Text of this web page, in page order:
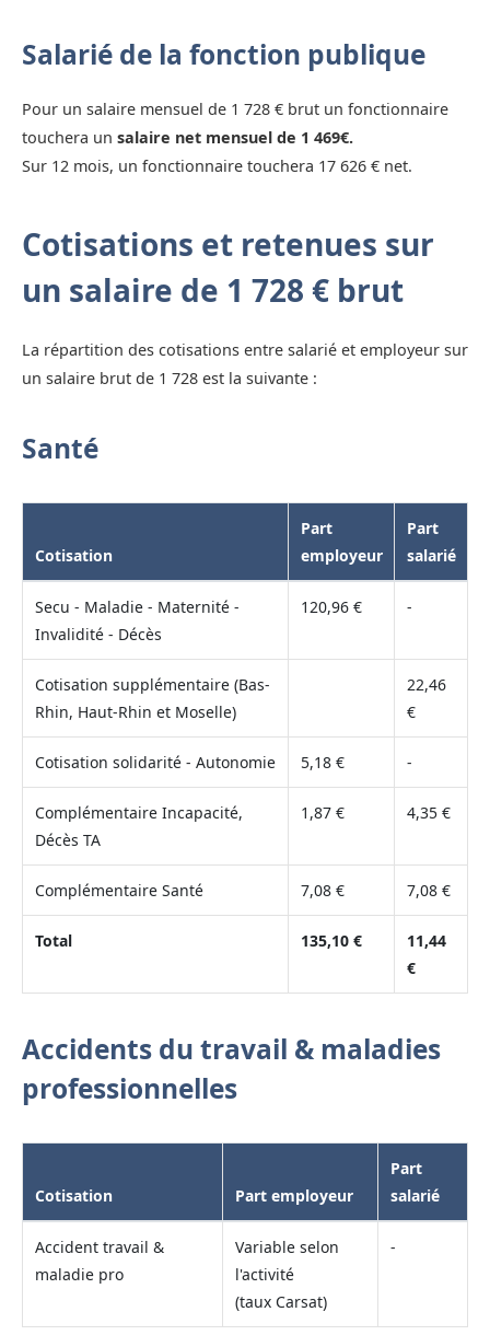
Salarié de la fonction publique
Pour un salaire mensuel de 1 728 € brut un fonctionnaire
touchera un salaire net mensuel de 1 469€.
Sur 12 mois, un fonctionnaire touchera 17 626 € net.
Cotisations et retenues sur
un salaire de 1 728 € brut
La répartition des cotisations entre salarié et employeur sur
un salaire brut de 1 728 est la suivante :
Santé
Cotisation
Part
employeur
Part
salarié
Secu - Maladie - Maternité -
Invalidité - Décès
120,96 € -
Cotisation supplémentaire (Bas-
Rhin, Haut-Rhin et Moselle)
22,46
€
Cotisation solidarité - Autonomie 5,18 € -
Complémentaire Incapacité,
Décès TA
1,87 € 4,35 €
Complémentaire Santé 7,08 € 7,08 €
Total 135,10 €
11,44
€
Accidents du travail & maladies
professionnelles
Cotisation Part employeur
Part
salarié
Accident travail &
maladie pro
Variable selon
l'activité
(taux Carsat)
-